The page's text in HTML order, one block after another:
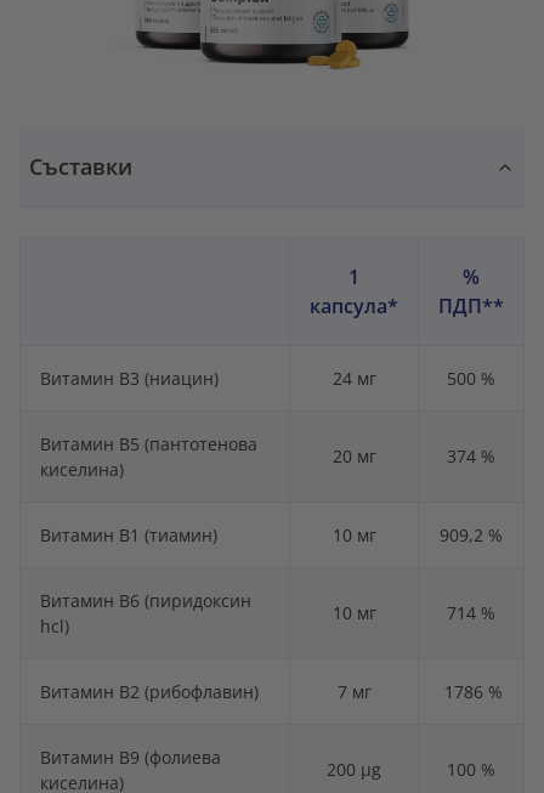
Съставки
1
капсула*
%
ПДП**
Витамин B3 (ниацин) 24 мг 500 %
Витамин B5 (пантотенова
киселина)
20 мг 374 %
Витамин B1 (тиамин) 10 мг 909,2 %
Витамин B6 (пиридоксин
hcl)
10 мг 714 %
Витамин B2 (рибофлавин) 7 мг 1786 %
Витамин B9 (фолиева
киселина)
200 µg 100 %